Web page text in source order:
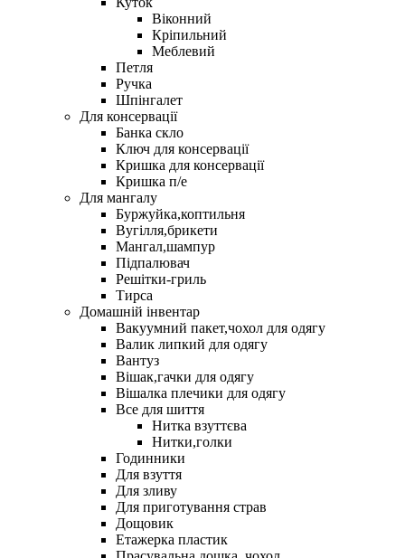
Віконний
Кріпильний
Меблевий
Петля
Ручка
Шпінгалет
Для консервації
Банка скло
Ключ для консервації
Кришка для консервації
Кришка п/е
Для мангалу
Буржуйка,коптильня
Вугілля,брикети
Мангал,шампур
Підпалювач
Решітки-гриль
Тирса
Домашній інвентар
Вакуумний пакет,чохол для одягу
Валик липкий для одягу
Вантуз
Вішак,гачки для одягу
Вішалка плечики для одягу
Все для шиття
Нитка взуттєва
Нитки,голки
Годинники
Для взуття
Для зливу
Для приготування страв
Дощовик
Етажерка пластик